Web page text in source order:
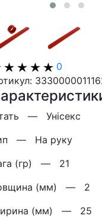
0
— Унісекс
— На руку
(гр) — 21
(мм) — 2
(мм) — 25